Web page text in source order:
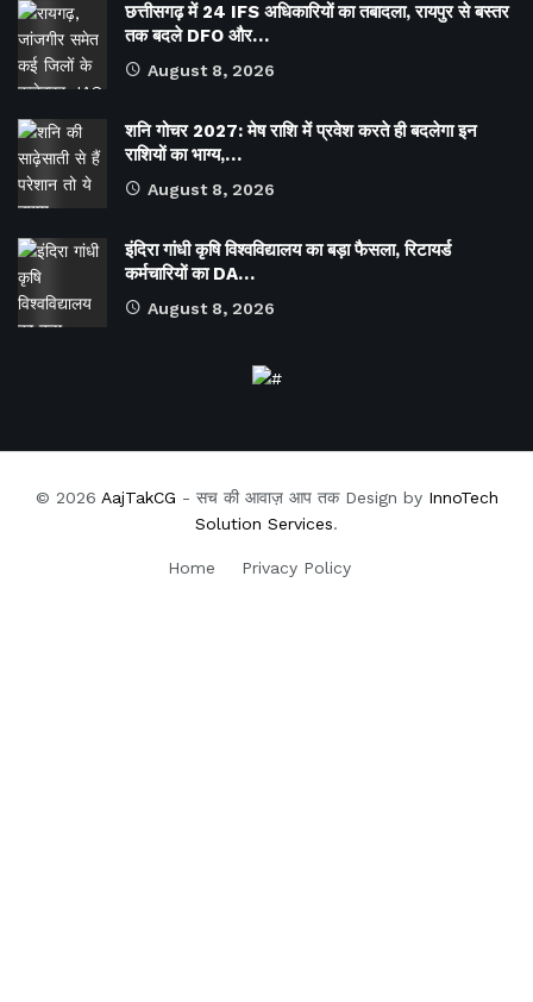
छत्तीसगढ़ में 24 IFS अधिकारियों का तबादला, रायपुर से बस्तर
तक बदले DFO और…
August 8, 2026
शनि गोचर 2027: मेष राशि में प्रवेश करते ही बदलेगा इन
राशियों का भाग्य,…
August 8, 2026
इंदिरा गांधी कृषि विश्वविद्यालय का बड़ा फैसला, रिटायर्ड
कर्मचारियों का DA…
August 8, 2026
© 2026 AajTakCG - सच की आवाज़ आप तक Design by InnoTech
Solution Services.
Home Privacy Policy